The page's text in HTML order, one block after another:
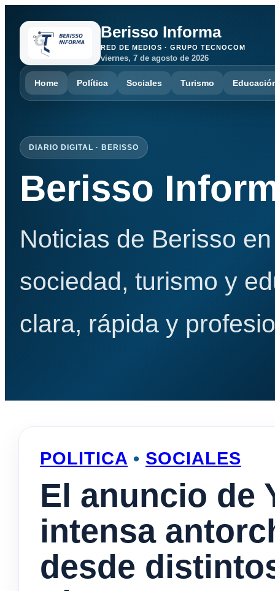
Berisso Informa
RED DE MEDIOS · GRUPO TECNOCOM
viernes, 7 de agosto de 2026
Home Política Sociales Turismo
DIARIO DIGITAL · BERISSO
Berisso
Noticias de Berisso
sociedad, turismo y
clara, rápida y
POLITICA • SOCIALES
El anuncio de
intensa
desde